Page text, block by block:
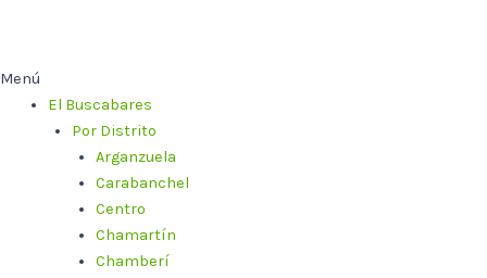
Menú
El Buscabares
Por Distrito
Arganzuela
Carabanchel
Centro
Chamartín
Chamberí